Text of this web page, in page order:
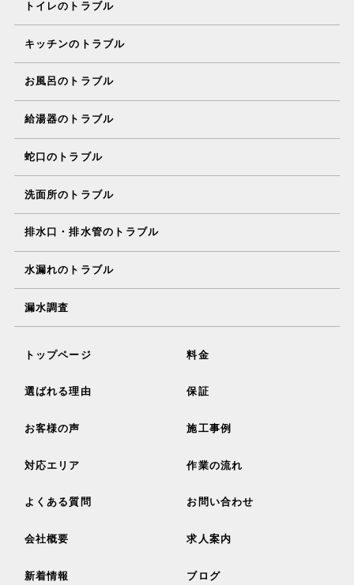
トイレのトラブル
キッチンのトラブル
お風呂のトラブル
給湯器のトラブル
蛇口のトラブル
洗面所のトラブル
排水口・排水管のトラブル
水漏れのトラブル
漏水調査
トップページ 料金
選ばれる理由 保証
お客様の声 施工事例
対応エリア 作業の流れ
よくある質問 お問い合わせ
会社概要 求人案内
新着情報 ブログ